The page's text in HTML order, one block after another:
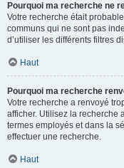
Pourquoi ma recherche ne
Votre recherche était
communs qui ne sont pas
d’utiliser les différents filtres
Haut
Pourquoi ma recherche
Votre recherche a renvoyé
afficher. Utilisez la recherche
termes employés et dans la
effectuer une recherche.
Haut